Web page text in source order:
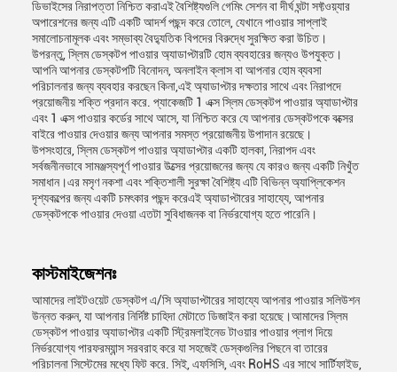
ডিভাইসের নিরাপত্তা নিশ্চিত করাএই বৈশিষ্ট্যগুলি গেমিং সেশন বা দীর্ঘ ঘন্টা সফ্টওয়্যার
অপারেশনের জন্য এটি একটি আদর্শ পছন্দ করে তোলে, যেখানে পাওয়ার সাপ্লাই
সমালোচনামূলক এবং সম্ভাব্য বৈদ্যুতিক বিপদের বিরুদ্ধে সুরক্ষিত করা উচিত।
উপরন্তু, স্লিম ডেস্কটপ পাওয়ার অ্যাডাপ্টারটি হোম ব্যবহারের জন্যও উপযুক্ত।
আপনি আপনার ডেস্কটপটি বিনোদন, অনলাইন ক্লাস বা আপনার হোম ব্যবসা
পরিচালনার জন্য ব্যবহার করছেন কিনা,এই অ্যাডাপ্টার দক্ষতার সাথে এবং নিরাপদে
প্রয়োজনীয় শক্তি প্রদান করে. প্যাকেজটি 1 এক্স স্লিম ডেস্কটপ পাওয়ার অ্যাডাপ্টার
এবং 1 এক্স পাওয়ার কর্ডের সাথে আসে, যা নিশ্চিত করে যে আপনার ডেস্কটপকে বক্সের
বাইরে পাওয়ার দেওয়ার জন্য আপনার সমস্ত প্রয়োজনীয় উপাদান রয়েছে।
উপসংহারে, স্লিম ডেস্কটপ পাওয়ার অ্যাডাপ্টার একটি হালকা, নিরাপদ এবং
সর্বজনীনভাবে সামঞ্জস্যপূর্ণ পাওয়ার উত্সের প্রয়োজনের জন্য যে কারও জন্য একটি নিখুঁত
সমাধান।এর মসৃণ নকশা এবং শক্তিশালী সুরক্ষা বৈশিষ্ট্য এটি বিভিন্ন অ্যাপ্লিকেশন
দৃশ্যকল্পের জন্য একটি চমৎকার পছন্দ করেএই অ্যাডাপ্টারের সাহায্যে, আপনার
ডেস্কটপকে পাওয়ার দেওয়া এতটা সুবিধাজনক বা নির্ভরযোগ্য হতে পারেনি।
কাস্টমাইজেশনঃ
আমাদের লাইটওয়েট ডেস্কটপ এ/সি অ্যাডাপ্টারের সাহায্যে আপনার পাওয়ার সলিউশন
উন্নত করুন, যা আপনার নির্দিষ্ট চাহিদা মেটাতে ডিজাইন করা হয়েছে।আমাদের স্লিম
ডেস্কটপ পাওয়ার অ্যাডাপ্টার একটি স্ট্রিমলাইনেড টাওয়ার পাওয়ার প্লাগ দিয়ে
নির্ভরযোগ্য পারফরম্যান্স সরবরাহ করে যা সহজেই ডেস্কগুলির পিছনে বা তারের
পরিচালনা সিস্টেমের মধ্যে ফিট করে. সিই, এফসিসি, এবং RoHS এর সাথে সার্টিফাইড,